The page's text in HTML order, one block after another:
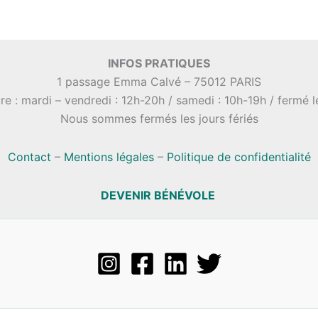
INFOS PRATIQUES
1 passage Emma Calvé – 75012 PARIS
: mardi – vendredi : 12h-20h / samedi : 10h-19h / fermé
Nous sommes fermés les jours fériés
Contact – Mentions légales– Politique de confidentialité
DEVENIR BÉNÉVOLE